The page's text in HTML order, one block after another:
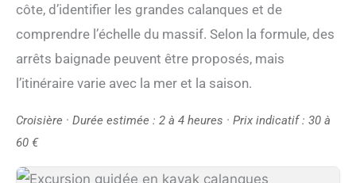
côte, d’identifier les grandes calanques et de
comprendre l’échelle du massif. Selon la formule, des
arrêts baignade peuvent être proposés, mais
l’itinéraire varie avec la mer et la saison.
Croisière · Durée estimée : 2 à 4 heures · Prix indicatif : 30 à
60 €